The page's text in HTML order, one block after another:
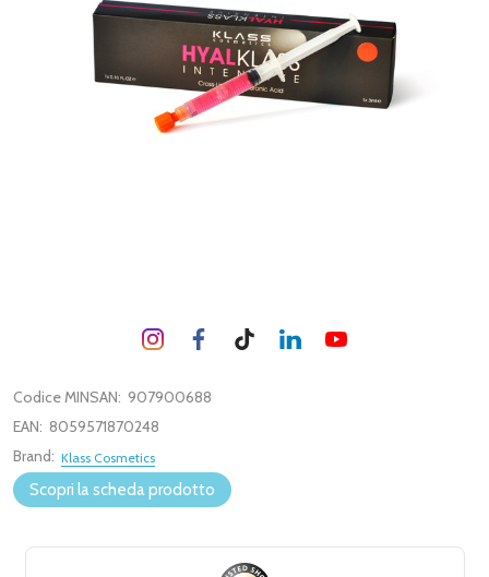
Codice MINSAN: 907900688
EAN: 8059571870248
Brand: Klass Cosmetics
Scopri la scheda prodotto